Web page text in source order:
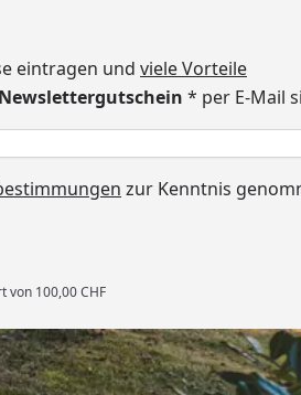
eintragen und viele Vorteile
* per E-Mail
zur Kenntnis
von 100,00 CHF